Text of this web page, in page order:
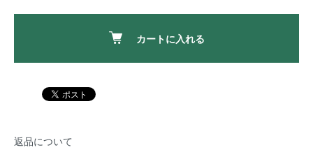
カートに入れる
返品について